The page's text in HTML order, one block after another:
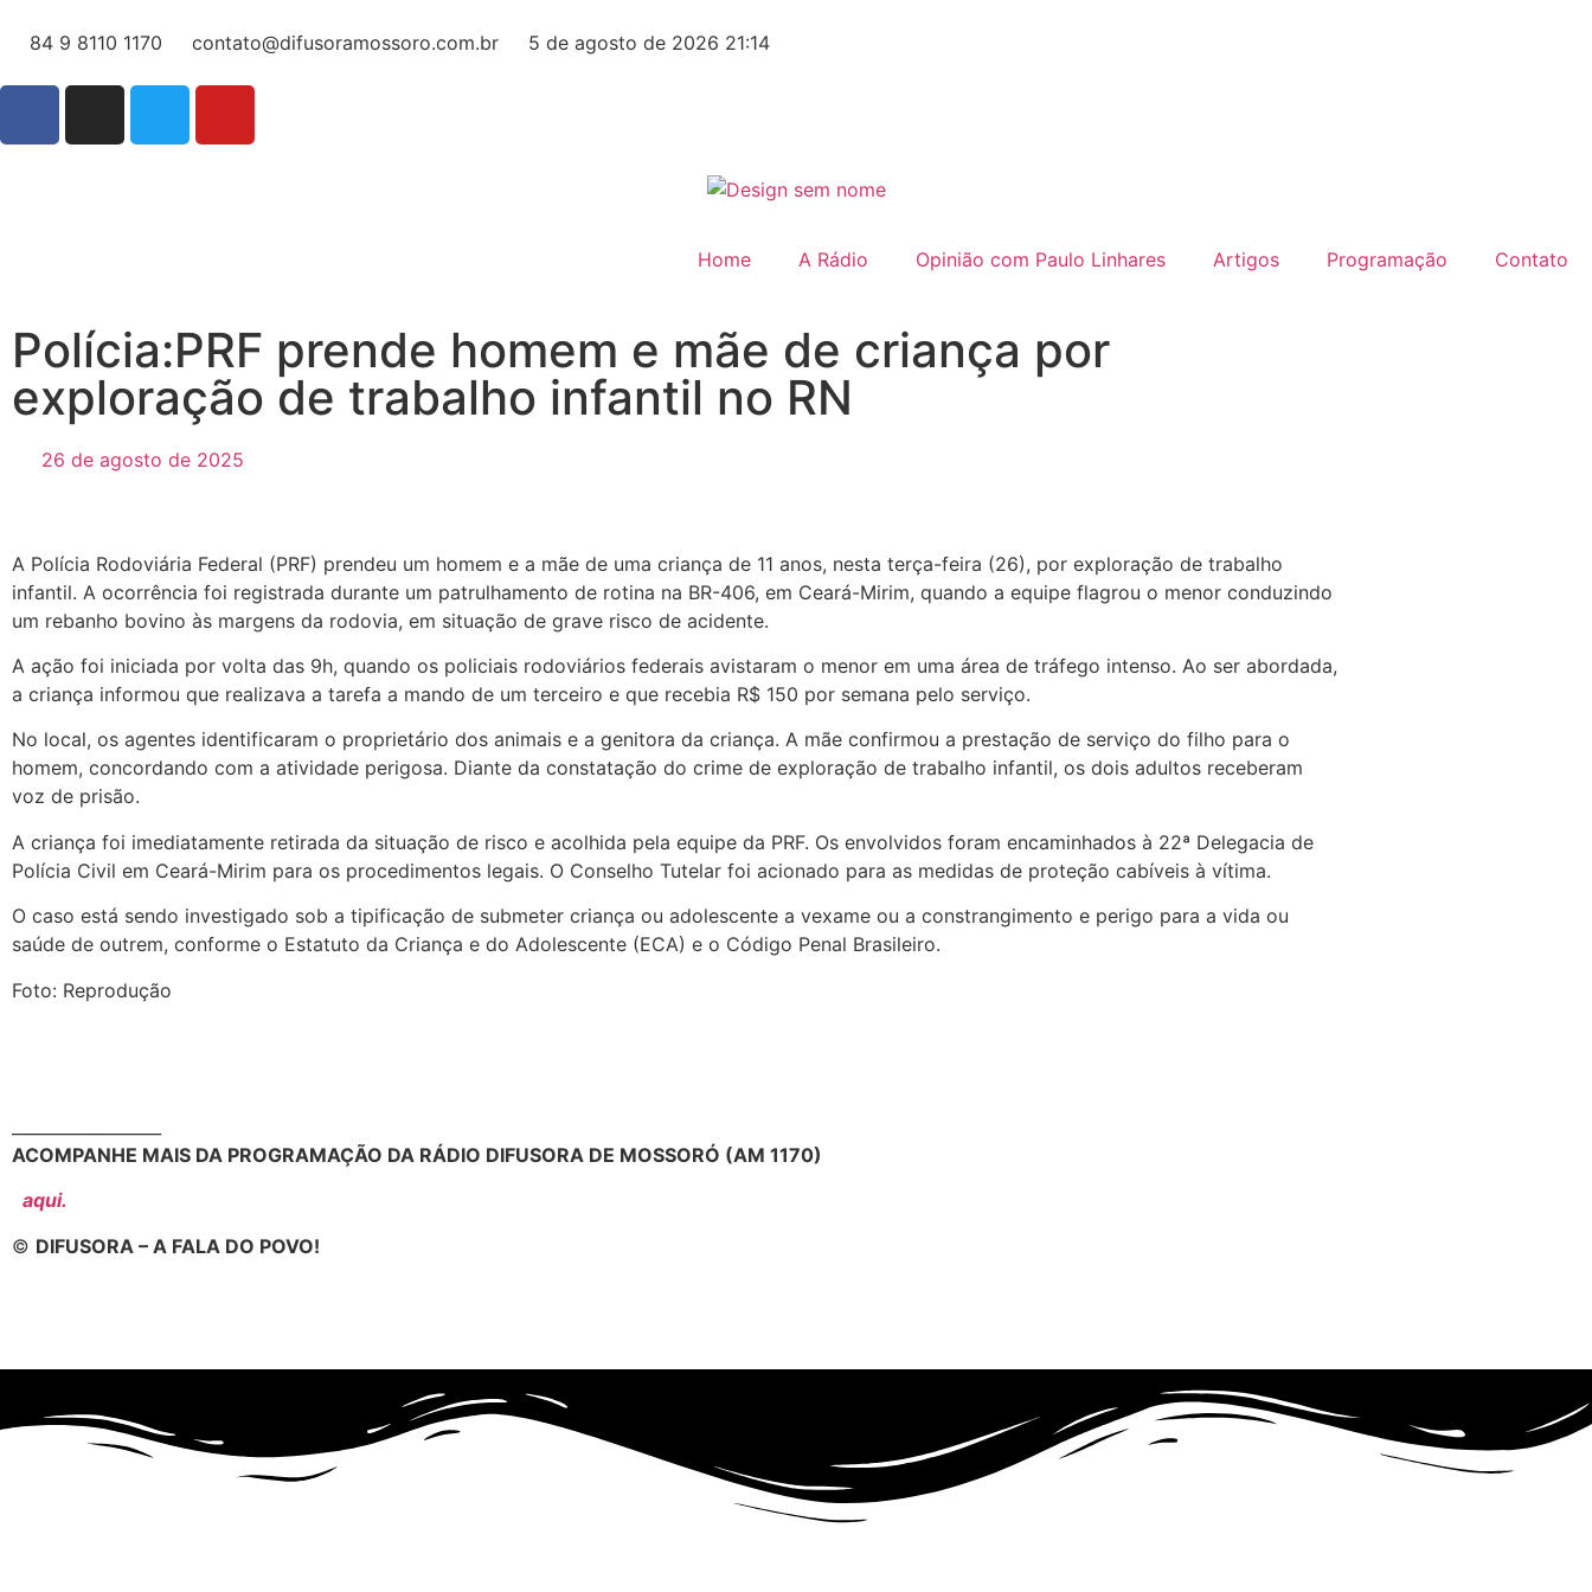
84 9 8110 1170 contato@difusoramossoro.com.br 5 de agosto de 2026 21:14
Home A Rádio Opinião com Paulo Linhares Artigos Programação Contato
Polícia:PRF prende homem e mãe de criança por
exploração de trabalho infantil no RN
26 de agosto de 2025
A Polícia Rodoviária Federal (PRF) prendeu um homem e a mãe de uma criança de 11 anos, nesta terça-feira (26), por exploração de trabalho
infantil. A ocorrência foi registrada durante um patrulhamento de rotina na BR-406, em Ceará-Mirim, quando a equipe flagrou o menor conduzindo
um rebanho bovino às margens da rodovia, em situação de grave risco de acidente.
A ação foi iniciada por volta das 9h, quando os policiais rodoviários federais avistaram o menor em uma área de tráfego intenso. Ao ser abordada,
a criança informou que realizava a tarefa a mando de um terceiro e que recebia R$ 150 por semana pelo serviço.
No local, os agentes identificaram o proprietário dos animais e a genitora da criança. A mãe confirmou a prestação de serviço do filho para o
homem, concordando com a atividade perigosa. Diante da constatação do crime de exploração de trabalho infantil, os dois adultos receberam
voz de prisão.
A criança foi imediatamente retirada da situação de risco e acolhida pela equipe da PRF. Os envolvidos foram encaminhados à 22ª Delegacia de
Polícia Civil em Ceará-Mirim para os procedimentos legais. O Conselho Tutelar foi acionado para as medidas de proteção cabíveis à vítima.
O caso está sendo investigado sob a tipificação de submeter criança ou adolescente a vexame ou a constrangimento e perigo para a vida ou
saúde de outrem, conforme o Estatuto da Criança e do Adolescente (ECA) e o Código Penal Brasileiro.
Foto: Reprodução
ACOMPANHE MAIS DA PROGRAMAÇÃO DA RÁDIO DIFUSORA DE MOSSORÓ (AM 1170)
aqui.
© DIFUSORA – A FALA DO POVO!